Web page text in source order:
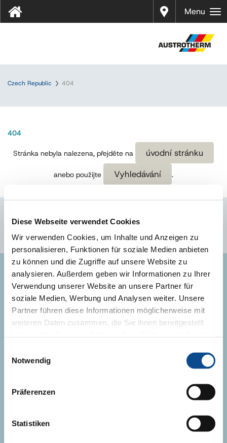
Diese Webseite verwendet Cookies
Wir verwenden Cookies, um Inhalte und Anzeigen zu
personalisieren, Funktionen für soziale Medien anbieten
zu können und die Zugriffe auf unsere Website zu
analysieren. Außerdem geben wir Informationen zu Ihrer
Verwendung unserer Website an unsere Partner für
soziale Medien, Werbung und Analysen weiter. Unsere
Partner führen diese Informationen möglicherweise mit
weiteren Daten zusammen, die Sie ihnen bereitgestellt
Notwendig
Präferenzen
Statistiken
Prodej
Menu
Czech Republic 404
404
Stránka nebyla nalezena, přejděte na úvodní stránku
anebo použijte Vyhledávání .
KONTAKT
Kontaktní formulá
+420 737 269 011